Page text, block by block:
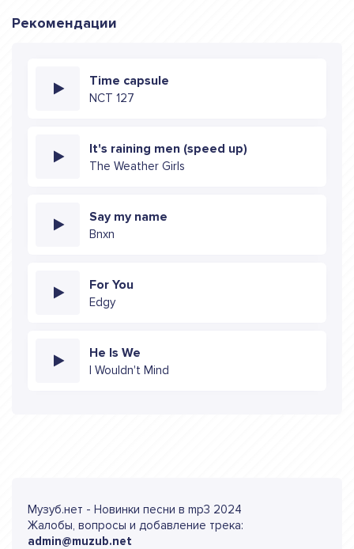
Рекомендации
Time capsule
NCT 127
It's raining men (speed up)
The Weather Girls
Say my name
Bnxn
For You
Edgy
He Is We
I Wouldn't Mind
Музуб.нет - Новинки песни в mp3 2024
Жалобы, вопросы и добавление трека:
admin@muzub.net